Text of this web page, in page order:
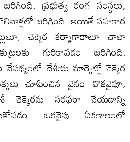
ప్రభుత్వ రంగ సంస్థలు,
జరిగింది. అయితే సహకార
చెక్కెర కర్మాగారాలూ చాలా
గురికావడం జరిగింది.
దేశీయ మార్కెట్లో చెక్కెర
చూపించిన వైనం వొకవైపూ,
చెక్కెరను సరఫరా చేయడాన్ని
ఒకవైపు ఏకకాలంలో